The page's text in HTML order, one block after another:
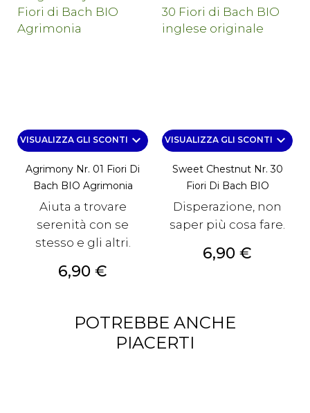
VISUALIZZA GLI SCONTI keyboard_arrow_down
Agrimony Nr. 01 Fiori Di
Bach BIO Agrimonia
Aiuta a trovare
serenità con se
stesso e gli altri.
Prezzo
6,90 €
VISUALIZZA GLI SCONTI keyboard_arrow_down
Sweet Chestnut Nr. 30
Fiori Di Bach BIO
Disperazione, non
saper più cosa fare.
Prezzo
6,90 €
POTREBBE ANCHE
PIACERTI